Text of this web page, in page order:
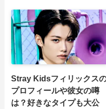
Stray Kidsフィリックス
プロフィールや彼女の噂
は？好きなタイプも大公